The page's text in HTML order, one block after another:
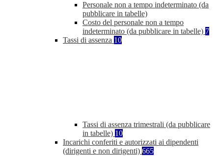
Personale non a tempo indeterminato (da
pubblicare in tabelle)
Costo del personale non a tempo
indeterminato (da pubblicare in tabelle) 7
Tassi di assenza 10
Tassi di assenza trimestrali (da pubblicare
in tabelle) 10
Incarichi conferiti e autorizzati ai dipendenti
(dirigenti e non dirigenti) 665